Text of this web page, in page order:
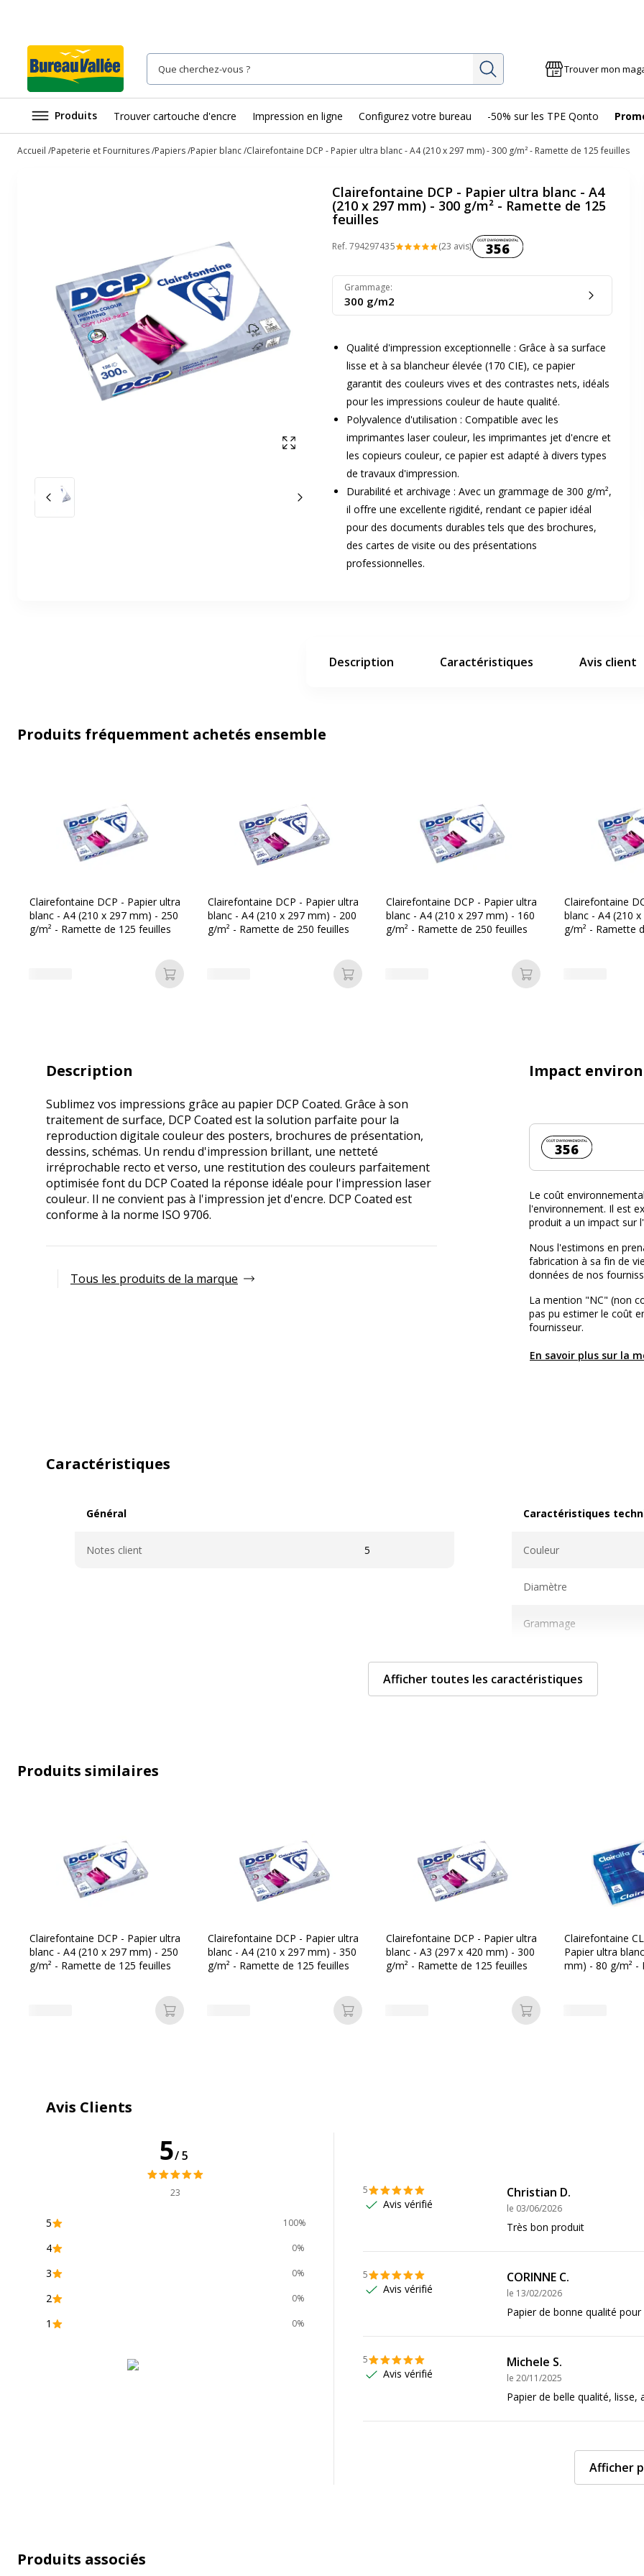
Rechercher Trouver mon
Produits Trouver cartouche d'encre Impression en ligne Configurez votre bureau -50% sur les TPE Qonto
Accueil Papeterie et Fournitures Papiers Papier blanc Clairefontaine DCP - Papier ultra blanc - A4 (210 x 297 mm) - 300 g/m² - Ramette de 125 feuilles
Afficher en plein écran
Slide précédent Slide suivant
Clairefontaine DCP - Papier ultra blanc - A4
(210 x 297 mm) - 300 g/m² - Ramette de 125
feuilles
Ref. 794297435 (23 avis)Coût environnemental :
356
Grammage:
300 g/m2
Qualité d'impression exceptionnelle : Grâce à sa surface
lisse et à sa blancheur élevée (170 CIE), ce papier
garantit des couleurs vives et des contrastes nets, idéals
pour les impressions couleur de haute qualité.
Polyvalence d'utilisation : Compatible avec les
imprimantes laser couleur, les imprimantes jet d'encre et
les copieurs couleur, ce papier est adapté à divers types
de travaux d'impression.
Durabilité et archivage : Avec un grammage de 300 g/m²,
il offre une excellente rigidité, rendant ce papier idéal
pour des documents durables tels que des brochures,
des cartes de visite ou des présentations
professionnelles.
Description Caractéristiques Avis client
Produits fréquemment achetés ensemble
Clairefontaine DCP - Papier ultra
blanc - A4 (210 x 297 mm) - 250
g/m² - Ramette de 125 feuilles
Ajouter au panier
Clairefontaine DCP - Papier ultra
blanc - A4 (210 x 297 mm) - 200
g/m² - Ramette de 250 feuilles
Ajouter au panier
Clairefontaine DCP - Papier ultra
blanc - A4 (210 x 297 mm) - 160
g/m² - Ramette de 250 feuilles
Ajouter au panier
Clairefontaine
blanc - A4 (210
g/m² - Ramette
Description
Sublimez vos impressions grâce au papier DCP Coated. Grâce à son
traitement de surface, DCP Coated est la solution parfaite pour la
reproduction digitale couleur des posters, brochures de présentation,
dessins, schémas. Un rendu d'impression brillant, une netteté
irréprochable recto et verso, une restitution des couleurs parfaitement
optimisée font du DCP Coated la réponse idéale pour l'impression laser
couleur. Il ne convient pas à l'impression jet d'encre. DCP Coated est
conforme à la norme ISO 9706.
Tous les produits de la marque
Impact
Coût356
Le coût
l'environnement. Il est
produit a un impact sur
Nous l'estimons en
fabrication à sa fin de
données de nos
La mention "NC" (non
pas pu estimer le coût
fournisseur.
En savoir plus sur la
Caractéristiques
Général
Notes client 5
Caractéristiques
Couleur
Diamètre
Grammage
Taille de support
Compatible avec
Caractéristiques générales
Caractéristiques générales
Catégorie d'accessoire Supports d'impression
Catégorie de couleur Blanc
Couleur du produit Blanc
Nombre de support
Caractéristiques
Caractéristiques
Impact environnemental
Données d'identification
Clairefontaine
Données logistiques
Quantité emballée
Afficher toutes les caractéristiques
Produits similaires
Clairefontaine DCP - Papier ultra
blanc - A4 (210 x 297 mm) - 250
g/m² - Ramette de 125 feuilles
Ajouter au panier
Clairefontaine DCP - Papier ultra
blanc - A4 (210 x 297 mm) - 350
g/m² - Ramette de 125 feuilles
Ajouter au panier
Clairefontaine DCP - Papier ultra
blanc - A3 (297 x 420 mm) - 300
g/m² - Ramette de 125 feuilles
Ajouter au panier
Clairefontaine
Papier ultra
mm) - 80 g/m² -
Avis Clients
5/5
23
5 100%
4 0%
3 0%
2 0%
1 0%
5
Avis vérifié
Christian D.
le 03/06/2026
Très bon produit
5
Avis vérifié
CORINNE C.
le 13/02/2026
Papier de bonne qualité
5
Avis vérifié
Michele S.
le 20/11/2025
Papier de belle qualité,
Afficher
Produits associés